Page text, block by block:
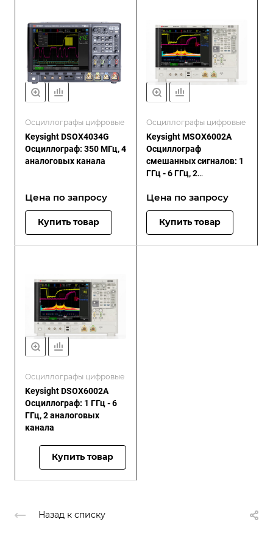
Осциллографы цифровые
Keysight DSOX4034G
Осциллограф: 350 МГц, 4
аналоговых канала
Цена по запросу
Купить товар
Осциллографы цифровые
Keysight MSOX6002A
Осциллограф
смешанных сигналов: 1
ГГц - 6 ГГц, 2
цифровых каналов
Цена по запросу
Купить товар
Осциллографы цифровые
Keysight DSOX6002A
Осциллограф: 1 ГГц - 6
ГГц, 2 аналоговых
канала
Купить товар
Назад к списку